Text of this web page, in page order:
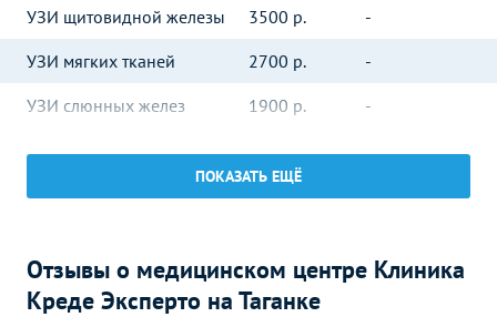
УЗИ щитовидной железы
3500 р.
-
УЗИ мягких тканей
2700 р.
-
УЗИ слюнных желез
1900 р.
-
УЗИ глазного яблока
1300р.
-
Эхокардиография (УЗИ
4000р. -
УЗИ кожи 3600 р.
УЗИ в урологии Без контраста
ПОКАЗАТЬ ЕЩЁ
Отзывы о медицинском центре Клиника
Креде Эксперто на Таганке